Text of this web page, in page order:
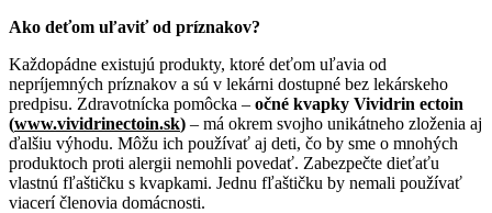
Ako deťom uľaviť od príznakov?
Každopádne existujú produkty, ktoré deťom uľavia od
nepríjemných príznakov a sú v lekárni dostupné bez lekárskeho
predpisu. Zdravotnícka pomôcka – očné kvapky Vividrin ectoin
(www.vividrinectoin.sk) – má okrem svojho unikátneho zloženia aj
ďalšiu výhodu. Môžu ich používať aj deti, čo by sme o mnohých
produktoch proti alergii nemohli povedať. Zabezpečte dieťaťu
vlastnú fľaštičku s kvapkami. Jednu fľaštičku by nemali používať
viacerí členovia domácnosti.